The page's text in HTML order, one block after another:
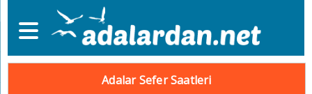
Adalar Sefer Saatleri